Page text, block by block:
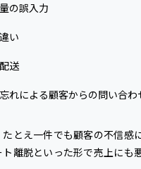
の誤入力
い
送
れによる顧客からの問い合わ
とえ一件でも顧客の不信感
離脱といった形で売上にも